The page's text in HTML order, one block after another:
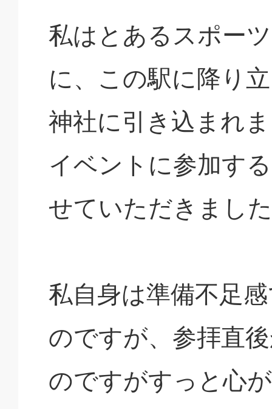
私はとあるスポー
に、この駅に降り
神社に引き込まれ
イベントに参加す
せていただきまし
私自身は準備不足
のですが、参拝直
のですがすっと心